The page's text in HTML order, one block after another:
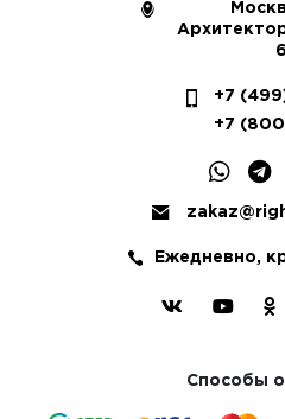
6
+7
+7
Ежедневно,
Способы